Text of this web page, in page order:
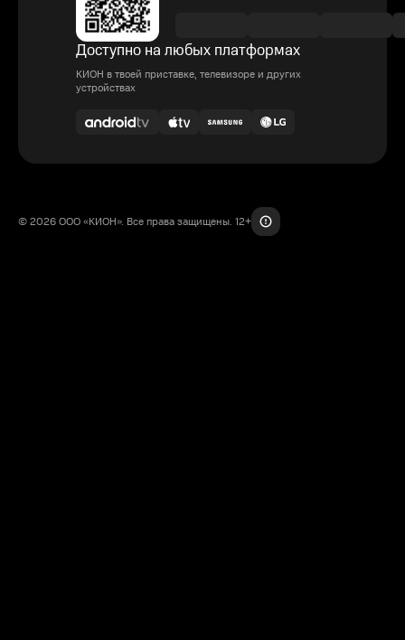
Доступно на любых платформах
КИОН в твоей приставке, телевизоре и других
устройствах
© 2026 ООО «КИОН». Все права защищены. 12+